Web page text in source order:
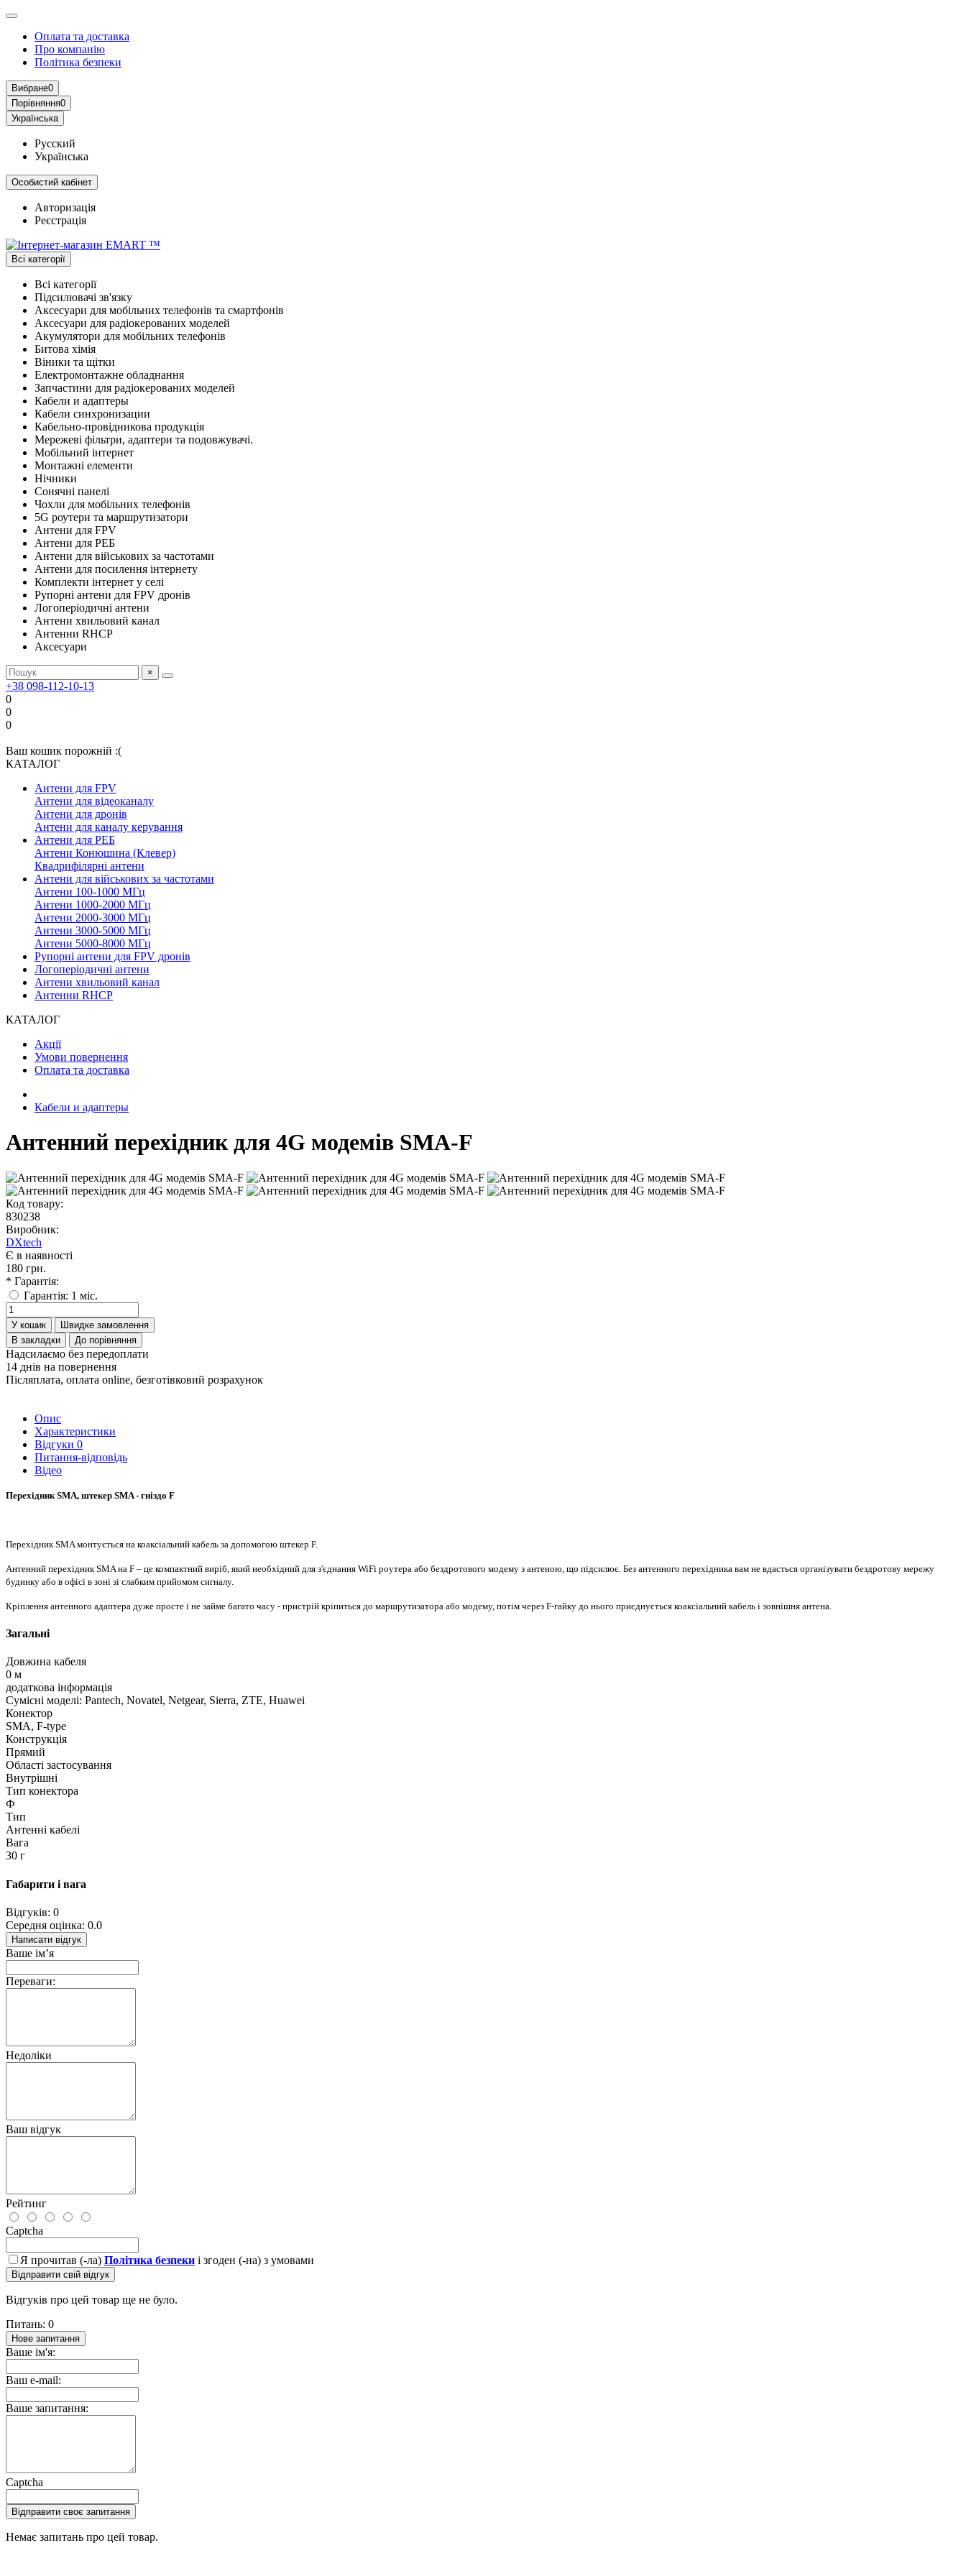
Оплата та доставка
Про компанію
Політика безпеки
Вибране0
Порівняння0
Українська
Русский
Українська
Особистий кабінет
Авторизація
Реєстрація
Всі категорії
Всі категорії
Підсилювачі зв'язку
Аксесуари для мобільних телефонів та смартфонів
Аксесуари для радіокерованих моделей
Акумулятори для мобільних телефонів
Битова хімія
Віники та щітки
Електромонтажне обладнання
Запчастини для радіокерованих моделей
Кабели и адаптеры
Кабели синхронизации
Кабельно-провідникова продукція
Мережеві фільтри, адаптери та подовжувачі.
Мобільний інтернет
Монтажні елементи
Нічники
Сонячні панелі
Чохли для мобільних телефонів
5G роутери та маршрутизатори
Антени для FPV
Антени для РЕБ
Антени для військових за частотами
Антени для посилення інтернету
Комплекти інтернет у селі
Рупорні антени для FPV дронів
Логоперіодичні антени
Антени хвильовий канал
Антенни RHCP
Аксесуари
×
+38 098-112-10-13
0
0
0
Ваш кошик порожній :(
КАТАЛОГ
Антени для FPV
Антени для відеоканалу
Антени для дронів
Антени для каналу керування
Антени для РЕБ
Антени Конюшина (Клевер)
Квадрифілярні антени
Антени для військових за частотами
Антени 100-1000 МГц
Антени 1000-2000 МГц
Антени 2000-3000 МГц
Антени 3000-5000 МГц
Антени 5000-8000 МГц
Рупорні антени для FPV дронів
Логоперіодичні антени
Антени хвильовий канал
Антенни RHCP
КАТАЛОГ
Акції
Умови повернення
Оплата та доставка
Кабели и адаптеры
Антенний перехідник для 4G модемів SMA-F
Код товару:
830238
Виробник:
DXtech
Є в наявності
180 грн.
* Гарантія:
Гарантія: 1 міс.
У кошик
Швидке замовлення
В закладки
До порівняння
Надсилаємо без передоплати
14 днів на повернення
Післяплата, оплата online, безготівковий розрахунок
Опис
Характеристики
Відгуки 0
Питання-відповідь
Відео
Перехідник SMA, штекер SMA - гніздо F
Перехідник SMA монтується на коаксіальний кабель за допомогою штекер F.
Антенний перехідник SMA на F – це компактний виріб, який необхідний для з'єднання WiFi роутера або бездротового модему з антеною, що підсилює. Без антенного перехідника вам не вдасться організувати бездротову мережу
будинку або в офісі в зоні зі слабким прийомом сигналу.
Кріплення антенного адаптера дуже просте і не займе багато часу - пристрій кріпиться до маршрутизатора або модему, потім через F-гайку до нього приєднується коаксіальний кабель і зовнішня антена.
Загальні
Довжина кабеля
0 м
додаткова інформація
Сумісні моделі: Pantech, Novatel, Netgear, Sierra, ZTE, Huawei
Конектор
SMA, F-type
Конструкція
Прямий
Області застосування
Внутрішні
Тип конектора
Ф
Тип
Антенні кабелі
Вага
30 г
Габарити і вага
Відгуків: 0
Середня оцінка: 0.0
Написати відгук
Ваше ім’я
Переваги:
Недоліки
Ваш відгук
Рейтинг
Captcha
Я прочитав (-ла) Політика безпеки і згоден (-на) з умовами
Відправити свій відгук
Відгуків про цей товар ще не було.
Питань: 0
Нове запитання
Ваше ім'я:
Ваш e-mail:
Ваше запитання:
Captcha
Відправити своє запитання
Немає запитань про цей товар.